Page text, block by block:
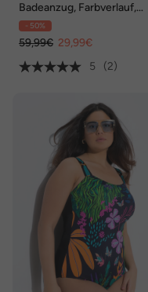
Badeanzug, Farbverlauf,
Softcups, drapiert, recycelt
- 50%
59,99€ 29,99€
5
(2)